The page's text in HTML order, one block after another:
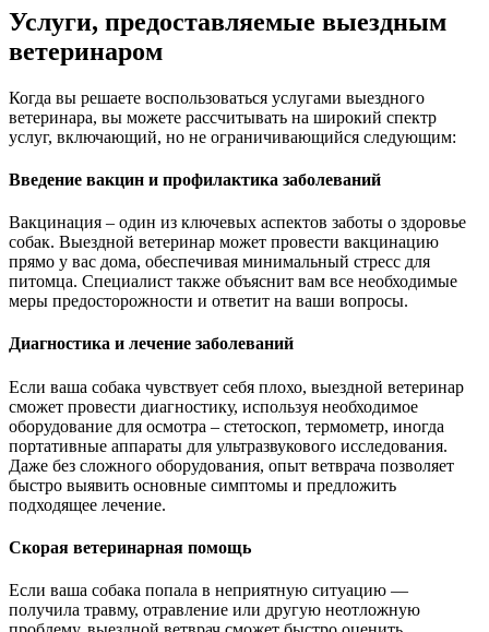
Услуги, предоставляемые выездным
ветеринаром
Когда вы решаете воспользоваться услугами выездного
ветеринара, вы можете рассчитывать на широкий спектр
услуг, включающий, но не ограничивающийся следующим:
Введение вакцин и профилактика заболеваний
Вакцинация – один из ключевых аспектов заботы о здоровье
собак. Выездной ветеринар может провести вакцинацию
прямо у вас дома, обеспечивая минимальный стресс для
питомца. Специалист также объяснит вам все необходимые
меры предосторожности и ответит на ваши вопросы.
Диагностика и лечение заболеваний
Если ваша собака чувствует себя плохо, выездной ветеринар
сможет провести диагностику, используя необходимое
оборудование для осмотра – стетоскоп, термометр, иногда
портативные аппараты для ультразвукового исследования.
Даже без сложного оборудования, опыт ветврача позволяет
быстро выявить основные симптомы и предложить
подходящее лечение.
Скорая ветеринарная помощь
Если ваша собака попала в неприятную ситуацию —
получила травму, отравление или другую неотложную